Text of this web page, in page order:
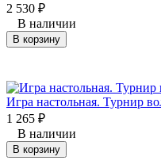
2 530 ₽
В наличии
В корзину
Игра настольная. Турнир
1 265 ₽
В наличии
В корзину